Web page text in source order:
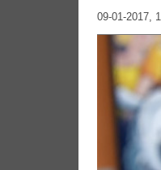
09-01-2017,